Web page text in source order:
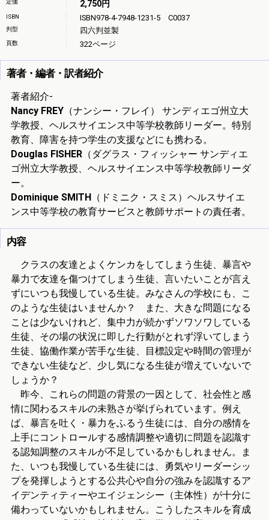
定価 2,750円
ISBN ISBN978-4-7948-1231-5 C0037
判型 四六判並製
頁数 322ページ
著者・編者・訳者紹介
著者紹介-
Nancy FREY（ナンシー・フレイ） サンディエゴ州立大
学教授、ヘルスサイエンス中等学校教師リーダー。特別
教育、障害を持つ学生の支援などにも携わる。
Douglas FISHER（ダグラス・フィッシャー サンディエ
ゴ州立大学教授、ヘルスサイエンス中等学校教師リーダ
ー。
Dominique SMITH（ドミニク・スミス）ヘルスサイエ
ンス中等学校の教育サービスと教師サポートの責任者。
内容
クラスの友達とよくケンカをしてしまう生徒、暴言や
暴力で友達を傷つけてしまう生徒、言いたいことが言え
ずにいつも我慢している生徒。みなさんの学校にも、こ
のような生徒はいませんか？ また、大きな問題になる
ことは少ないけれど、集中力が続かずソワソワしている
生徒、その場の状況に即した行動がとれず浮いてしまう
生徒、協働作業が苦手な生徒、目標設定や時間の管理が
できない生徒など、少し気になる生徒が増えていないで
しょうか？
昨今、これらの問題の背景の一因として、社会性と感
情に関わるスキルの未熟さが挙げられています。例え
ば、暴言を吐く・暴力をふるう生徒には、自分の感情を
上手にコントロールする感情調整や適切に問題を認識す
る認知調整のスキルが不足しているかもしれません。ま
た、いつも我慢している生徒には、勇気やリーダーシッ
プを発揮しようとする公共心や自分の強みを認識するア
イデンティティーやエイジェンシー（主体性）が十分に
備わっていないかもしれません。こうしたスキルを育成